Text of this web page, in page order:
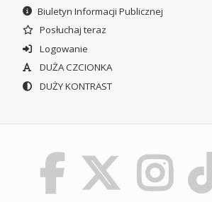
Biuletyn Informacji Publicznej
Posłuchaj teraz
Logowanie
DUŻA CZCIONKA
DUŻY KONTRAST